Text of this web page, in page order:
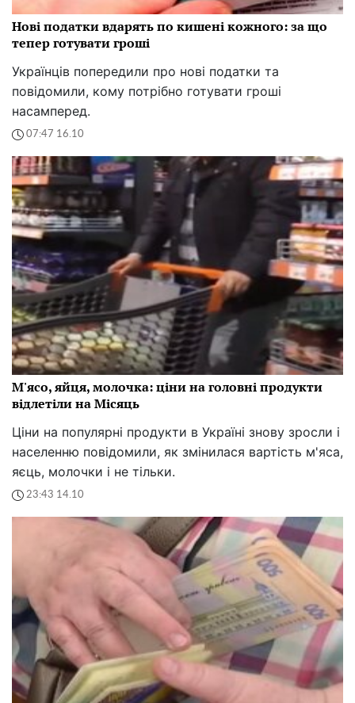
Нові податки вдарять по кишені кожного: за що
тепер готувати гроші
Українців попередили про нові податки та
повідомили, кому потрібно готувати гроші
насамперед.
07:47 16.10
М'ясо, яйця, молочка: ціни на головні продукти
відлетіли на Місяць
Ціни на популярні продукти в Україні знову зросли і
населенню повідомили, як змінилася вартість м'яса,
яєць, молочки і не тільки.
23:43 14.10